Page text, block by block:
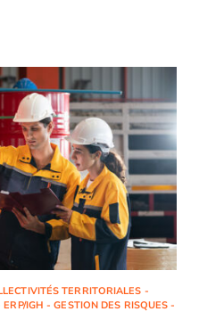
TERRITORIALES -
IGH - GESTION DES RISQUES -